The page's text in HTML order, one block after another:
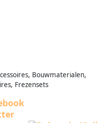
Bouwmaterialen,
Frezensets